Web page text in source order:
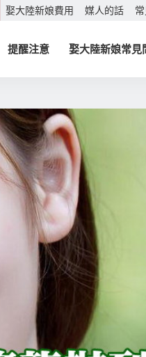
娶大陸新娘費用 媒人的話
提醒注意 娶大陸新娘常見